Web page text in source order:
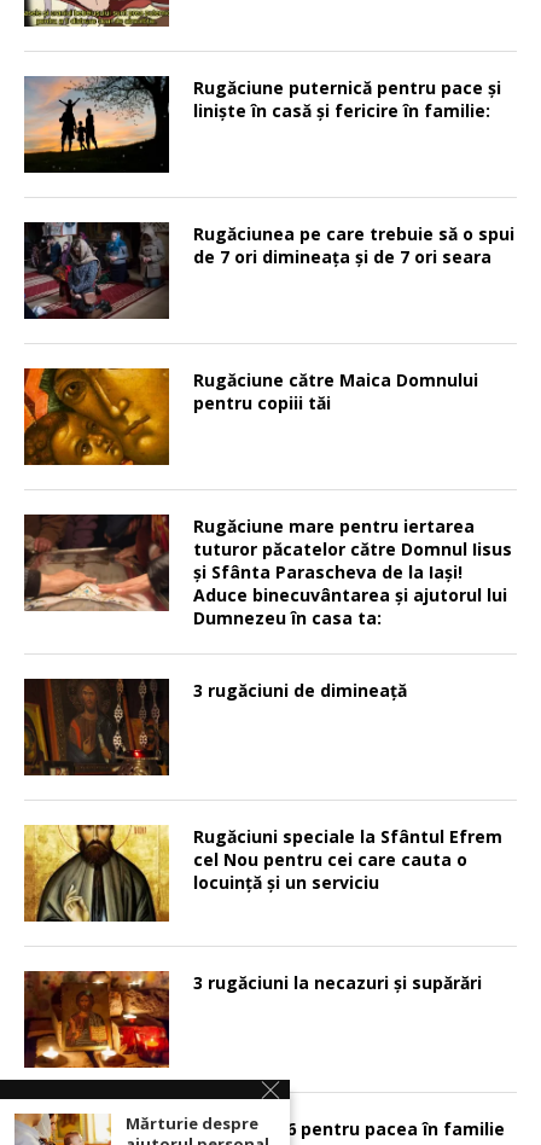
Rugăciune puternică pentru pace şi
linişte în casă şi fericire în familie:
Rugăciunea pe care trebuie să o spui
de 7 ori dimineața și de 7 ori seara
Rugăciune către Maica Domnului
pentru copiii tăi
Rugăciune mare pentru iertarea
tuturor păcatelor către Domnul Iisus
şi Sfânta Parascheva de la Iaşi!
Aduce binecuvântarea şi ajutorul lui
Dumnezeu în casa ta:
3 rugăciuni de dimineață
Rugăciuni speciale la Sfântul Efrem
cel Nou pentru cei care cauta o
locuinţă şi un serviciu
3 rugăciuni la necazuri și supărări
Psalmul 126 pentru pacea în familie
Mărturie despre